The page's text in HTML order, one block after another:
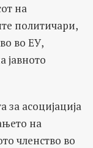
на
политичари,
во ЕУ,
јавното
асоцијација
на
членство во